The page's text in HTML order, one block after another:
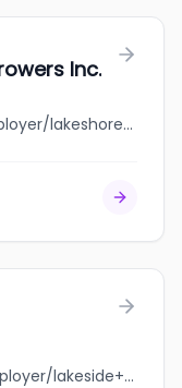
Inc.
jobbank.gc.ca/browsejobs/employer/lakeshore+veggie+growers+inc./ca
jobbank.gc.ca/browsejobs/employer/lakeside+agro/ca